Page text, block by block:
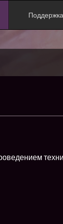
Поддержка